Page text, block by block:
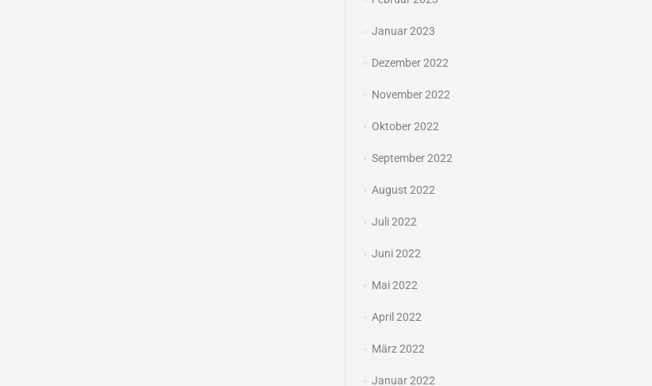
Januar 2023
Dezember 2022
November 2022
Oktober 2022
September 2022
August 2022
Juli 2022
Juni 2022
Mai 2022
April 2022
März 2022
Januar 2022